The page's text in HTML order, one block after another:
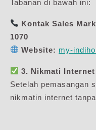
Tabanan di bawah ini:
Kontak Sales
1070
Website: my-
3. Nikmati
Setelah pemasangan
nikmatin internet